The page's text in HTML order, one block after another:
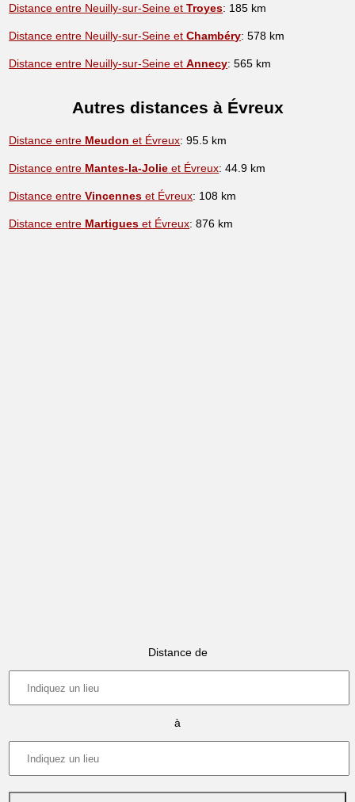
Distance entre Neuilly-sur-Seine etTroyes: 185 km
Distance entre Neuilly-sur-Seine etChambéry: 578 km
Distance entre Neuilly-sur-Seine etAnnecy: 565 km
Autres distances à Évreux
Distance entre Meudon et Évreux: 95.5 km
Distance entre Mantes-la-Jolie et Évreux: 44.9 km
Distance entreVincennes et Évreux: 108 km
Distance entre Martigues et Évreux: 876 km
Distance de
à